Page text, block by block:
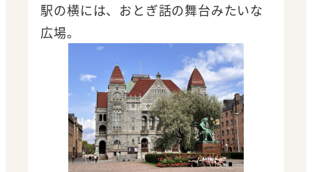
駅の横には、おとぎ話の舞台みたいな
広場。